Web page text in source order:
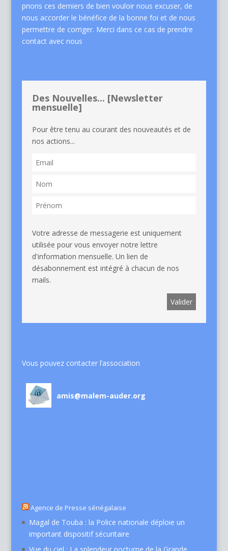
prions ces derniers de bien vouloir nous excuser, de
nous accorder le bénéfice de la bonne foi et de nous
permettre de corriger. Merci dans ce cas de prendre
contact avec nous
Des Nouvelles... [Newsletter
mensuelle]
Pour être tenu au courant des nouveautés et de
nos actions...
Votre adresse de messagerie est uniquement
utilisée pour vous envoyer notre lettre
d'information mensuelle. Un lien de
désabonnement est intégré à chacun de nos
mails.
Vous pouvez contacter l’association
amis@malem-auder.org
Agence de Presse sénégalaise
Magal de Touba : la Police nationale déploie un
important dispositif sécuritaire
Vue du ciel : La splendeur nocturne de la Grande